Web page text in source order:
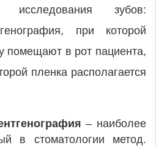
исследования зубов:
при которой
помещают в рот пациента,
пленка располагается
– наиболее
в стоматологии метод.